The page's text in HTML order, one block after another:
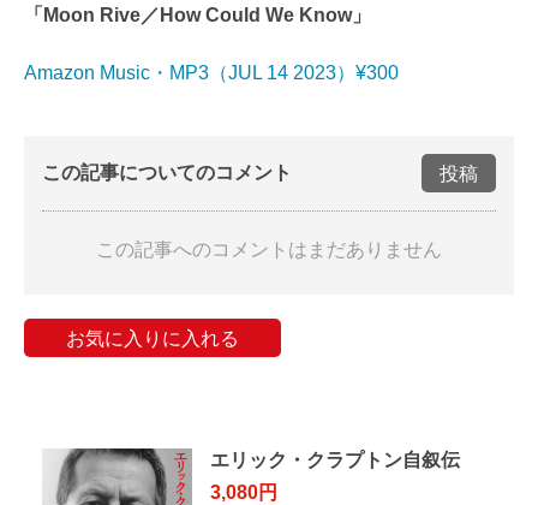
「Moon Rive／How Could We Know」
Amazon Music・MP3（JUL 14 2023）¥300
この記事についてのコメント 投稿
この記事へのコメントはまだありません
お気に入りに入れる
エリック・クラプトン自叙伝
3,080円